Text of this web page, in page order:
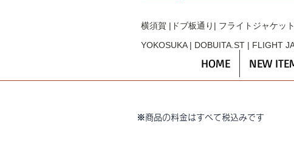
横須賀 |ドブ板通り| フライト ジャケッ
YOKOSUKA | DOBUITA.ST | FLIGHT
HOME NEW
※商品の料金はすべて税込みです